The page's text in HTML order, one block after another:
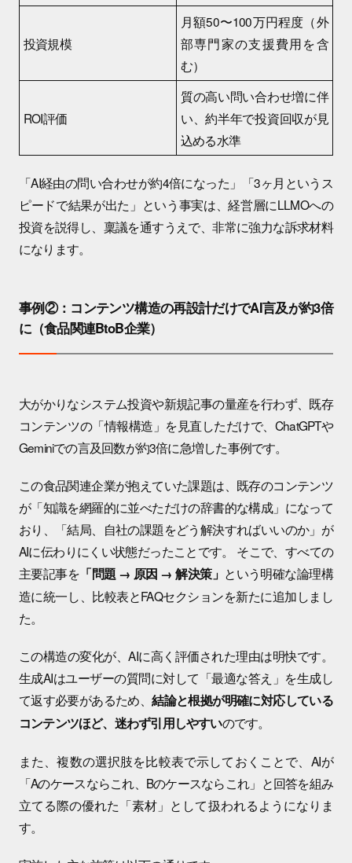
投資規模
月額50〜100万円程度（外
部専門家の支援費用を含
む）
ROI評価
質の高い問い合わせ増に伴
い、約半年で投資回収が見
込める水準
「AI経由の問い合わせが約4倍になった」「3ヶ月というス
ピードで結果が出た」という事実は、経営層にLLMOへの
投資を説得し、稟議を通すうえで、非常に強力な訴求材料
になります。
事例②：コンテンツ構造の再設計だけでAI言及が約3倍
に（食品関連BtoB企業）
大がかりなシステム投資や新規記事の量産を行わず、既存
コンテンツの「情報構造」を見直しただけで、ChatGPTや
Geminiでの言及回数が約3倍に急増した事例です。
この食品関連企業が抱えていた課題は、既存のコンテンツ
が「知識を網羅的に並べただけの辞書的な構成」になって
おり、「結局、自社の課題をどう解決すればいいのか」が
AIに伝わりにくい状態だったことです。 そこで、すべての
主要記事を 「問題 → 原因 → 解決策」 という明確な論理構
造に統一し、比較表とFAQセクションを新たに追加しまし
た。
この構造の変化が、AIに高く評価された理由は明快です。
生成AIはユーザーの質問に対して「最適な答え」を生成し
て返す必要があるため、結論と根拠が明確に対応している
コンテンツほど、迷わず引用しやすいのです。
また、複数の選択肢を比較表で示しておくことで、AIが
「Aのケースならこれ、Bのケースならこれ」と回答を組み
立てる際の優れた「素材」として扱われるようになりま
す。